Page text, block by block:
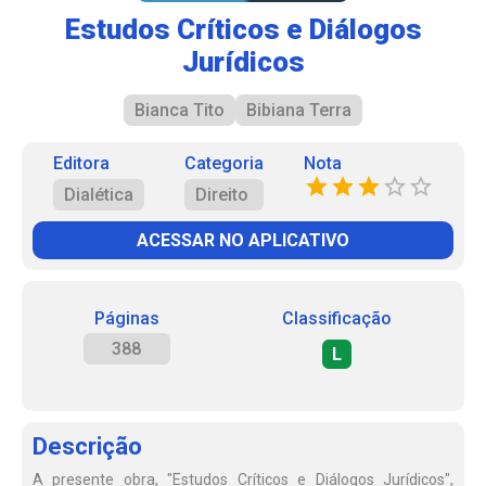
Estudos Críticos e Diálogos
Jurídicos
Bianca Tito Bibiana Terra
Editora
Dialética
Categoria
Direito
Nota
ACESSAR NO APLICATIVO
Páginas
388
Classificação
L
Descrição
A presente obra, "Estudos Críticos e Diálogos Jurídicos",